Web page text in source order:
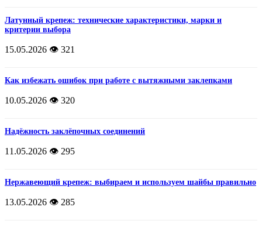
Латунный крепеж: технические характеристики, марки и
критерии выбора
15.05.2026 👁️ 321
Как избежать ошибок при работе с вытяжными заклепками
10.05.2026 👁️ 320
Надёжность заклёпочных соединений
11.05.2026 👁️ 295
Нержавеющий крепеж: выбираем и используем шайбы правильно
13.05.2026 👁️ 285